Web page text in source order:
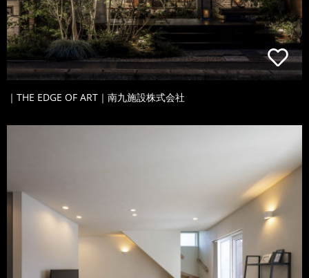
｜THE EDGE OF ART｜南九施設株式会社